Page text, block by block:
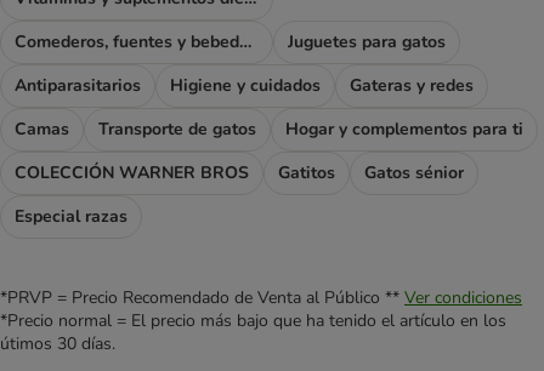
Comederos, fuentes y bebederos
Juguetes para gatos
Antiparasitarios
Higiene y cuidados
Gateras y redes
Camas
Transporte de gatos
Hogar y complementos para ti
COLECCIÓN WARNER BROS
Gatitos
Gatos sénior
Especial razas
*PRVP = Precio Recomendado de Venta al Público ** Ver condiciones
*Precio normal = El precio más bajo que ha tenido el artículo en los
útimos 30 días.